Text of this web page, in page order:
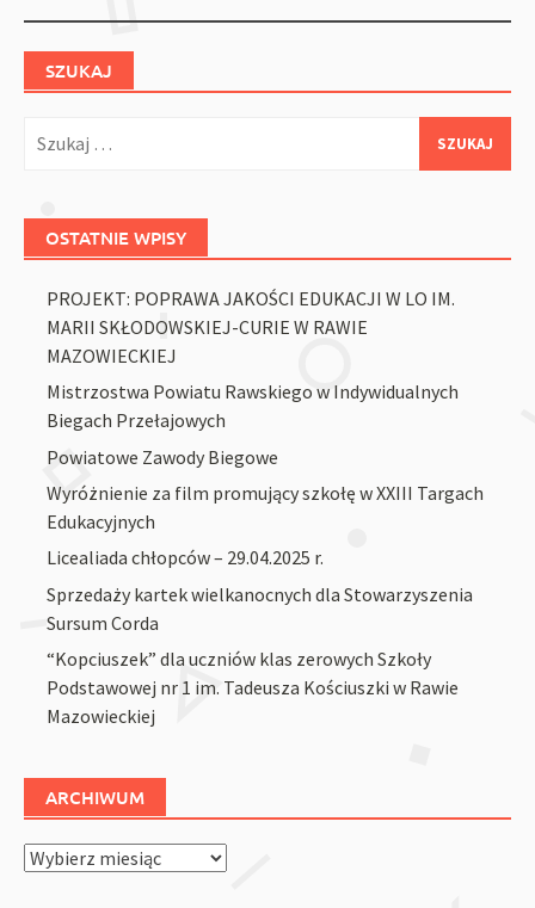
SZUKAJ
OSTATNIE WPISY
PROJEKT: POPRAWA JAKOŚCI EDUKACJI W LO IM.
MARII SKŁODOWSKIEJ-CURIE W RAWIE
MAZOWIECKIEJ
Mistrzostwa Powiatu Rawskiego w Indywidualnych
Biegach Przełajowych
Powiatowe Zawody Biegowe
Wyróżnienie za film promujący szkołę w XXIII Targach
Edukacyjnych
Licealiada chłopców – 29.04.2025 r.
Sprzedaży kartek wielkanocnych dla Stowarzyszenia
Sursum Corda
“Kopciuszek” dla uczniów klas zerowych Szkoły
Podstawowej nr 1 im. Tadeusza Kościuszki w Rawie
Mazowieckiej
ARCHIWUM
Archiwum